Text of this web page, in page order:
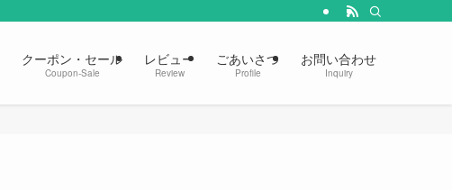
クーポン・セール
Coupon-Sale
レビュー
Review
ごあいさつ
Profile
お問い合わせ
Inquiry